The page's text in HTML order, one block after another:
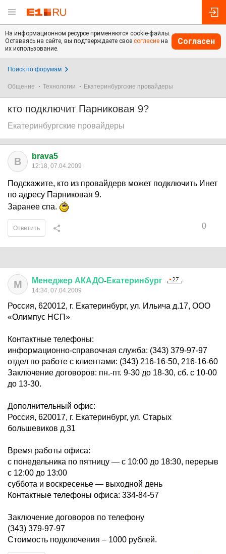
На информационном ресурсе применяются cookie-файлы.
Оставаясь на сайте, вы подтверждаете свое согласие на
их использование.
Согласен
Поиск по форумам
Общение Технологии Екатеринбургские провайдеры
кто подключит Парниковая 9?
Екатеринбургские провайдеры
B brava5
12:18, 07.04.2009
Подскажите, кто из провайдерв может подключить Инет
по адресу Парниковая 9.
Заранее спа.
0
Ответить
М Менеджер АКАДО-Екатеринбург
14:34, 07.04.2009
Россия, 620012, г. Екатеринбург, ул. Ильича д.17, ООО
«Олимпус НСП»
Контактные телефоны:
информационно-справочная служба: (343) 379-97-97
отдел по работе с клиентами: (343) 216-16-50, 216-16-60
Заключение договоров: пн.-пт. 9-30 до 18-30, сб. с 10-00
до 13-30.
Дополнительный офис:
Россия, 620017, г. Екатеринбург, ул. Старых
большевиков д.31
Время работы офиса:
с понедельника по пятницу — с 10:00 до 18:30, перерыв
с 12:00 до 13:00
суббота и воскресенье — выходной день
Контактные телефоны офиса: 334-84-57
Заключение договоров по телефону
(343) 379-97-97
Стоимость подключения – 1000 рублей.